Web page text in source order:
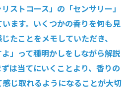
ストコース」の「センサリー」
ます。いくつかの香りを何も見
たことをメモしていただき、
よ」って種明かしをしながら解説
は当てにいくことより、香りの
じ取れるようになることが大切